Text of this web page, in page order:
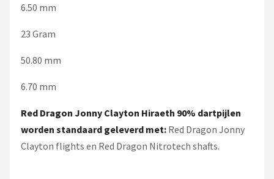
6.50 mm
23 Gram
50.80 mm
6.70 mm
Red Dragon Jonny Clayton Hiraeth 90% dartpijlen
worden standaard geleverd met: Red Dragon Jonny
Clayton flights en Red Dragon Nitrotech shafts.